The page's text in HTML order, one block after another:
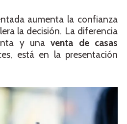
aumenta la confianza
la decisión. La diferencia
y unaventa de casas
está en la presentación